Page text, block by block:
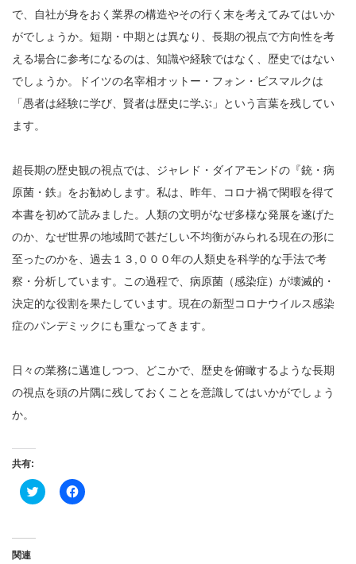
で、自社が身をおく業界の構造やその行く末を考えてみてはいか
がでしょうか。短期・中期とは異なり、長期の視点で方向性を考
える場合に参考になるのは、知識や経験ではなく、歴史ではない
でしょうか。ドイツの名宰相オットー・フォン・ビスマルクは
「愚者は経験に学び、賢者は歴史に学ぶ」という言葉を残してい
ます。
超長期の歴史観の視点では、ジャレド・ダイアモンドの『銃・病
原菌・鉄』をお勧めします。私は、昨年、コロナ禍で閑暇を得て
本書を初めて読みました。人類の文明がなぜ多様な発展を遂げた
のか、なぜ世界の地域間で甚だしい不均衡がみられる現在の形に
至ったのかを、過去１３,０００年の人類史を科学的な手法で考
察・分析しています。この過程で、病原菌（感染症）が壊滅的・
決定的な役割を果たしています。現在の新型コロナウイルス感染
症のパンデミックにも重なってきます。
日々の業務に邁進しつつ、どこかで、歴史を俯瞰するような長期
の視点を頭の片隅に残しておくことを意識してはいかがでしょう
か。
共有:
ク
リ
Facebook
で
関連